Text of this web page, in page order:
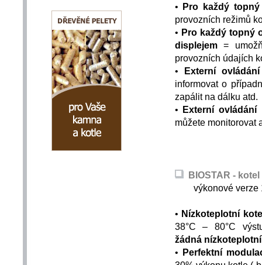
•
Pro každý
provozních režimů
• Pro každý topný
displejem=
provozních údajích
•
Externí
informovat o
zapálit na dálku atd.
•
Externí
můžete monitorovat
BIOSTAR -
výkonové verze
• Nízkoteplotní
38°C – 80°C
žádná
• Perfektní